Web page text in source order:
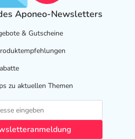
Aponeo-Newsletters
& Gutscheine
zu aktuellen Themen